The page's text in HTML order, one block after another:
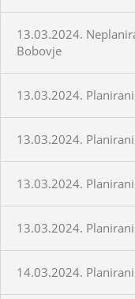
13.03.2024.
Bobovje
13.03.2024.
13.03.2024.
13.03.2024.
13.03.2024.
14.03.2024.